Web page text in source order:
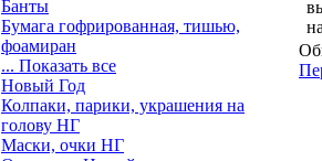
Банты
Бумага гофрированная, тишью,
фоамиран
... Показать все
Новый Год
Колпаки, парики, украшения на
голову НГ
Маски, очки НГ